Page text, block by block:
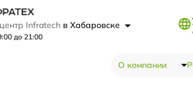
Infratech в Хабаровске
до 21:00
О компании